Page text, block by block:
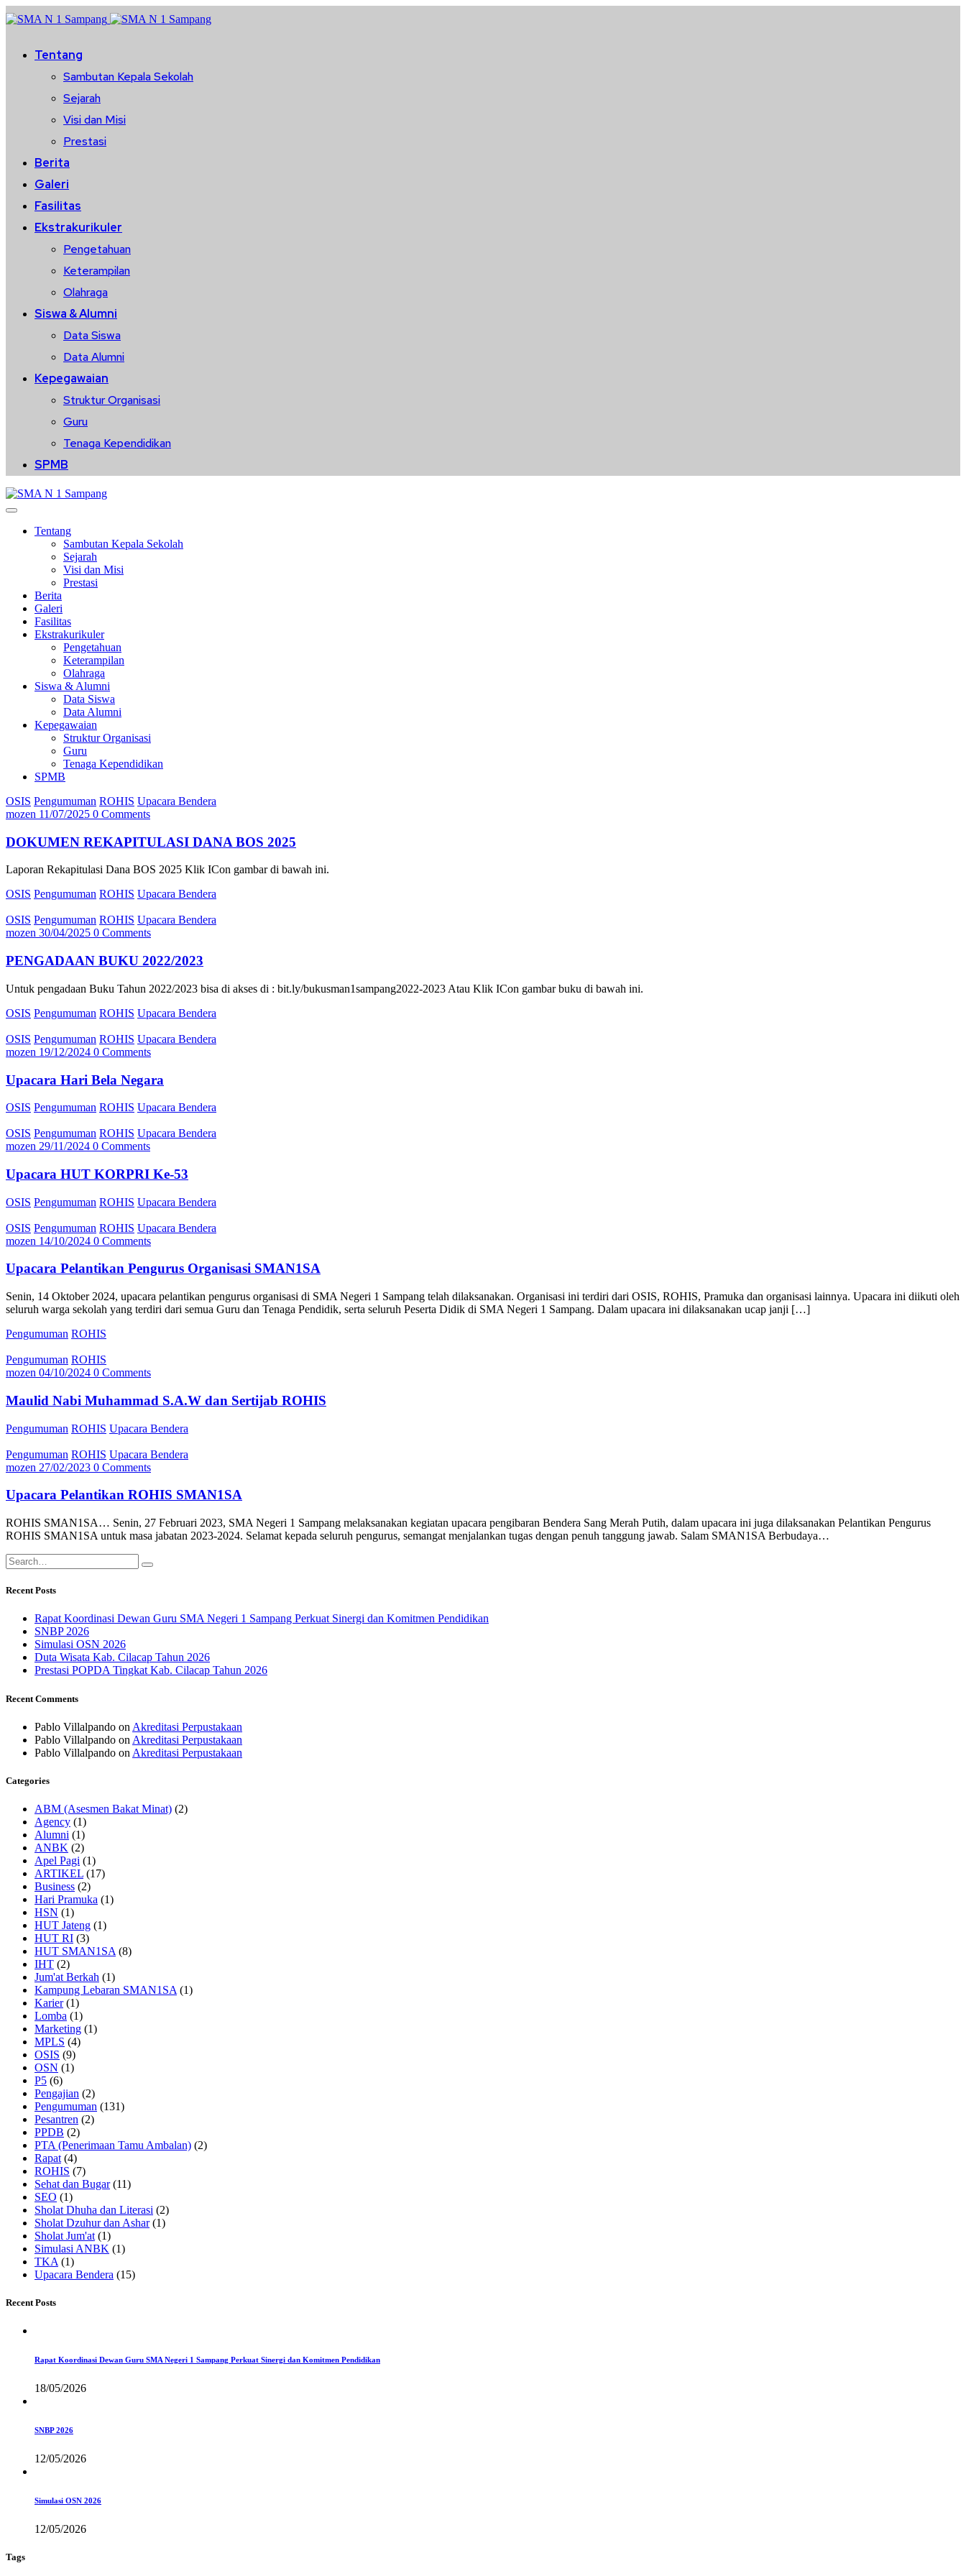
Tentang
Sambutan Kepala Sekolah
Sejarah
Visi dan Misi
Prestasi
Berita
Galeri
Fasilitas
Ekstrakurikuler
Pengetahuan
Keterampilan
Olahraga
Siswa & Alumni
Data Siswa
Data Alumni
Kepegawaian
Struktur Organisasi
Guru
Tenaga Kependidikan
SPMB
Tentang
Sambutan Kepala Sekolah
Sejarah
Visi dan Misi
Prestasi
Berita
Galeri
Fasilitas
Ekstrakurikuler
Pengetahuan
Keterampilan
Olahraga
Siswa & Alumni
Data Siswa
Data Alumni
Kepegawaian
Struktur Organisasi
Guru
Tenaga Kependidikan
SPMB
OSIS Pengumuman ROHIS Upacara Bendera
mozen 11/07/2025 0 Comments
DOKUMEN REKAPITULASI DANA BOS 2025
Laporan Rekapitulasi Dana BOS 2025 Klik ICon gambar di bawah ini.
OSIS Pengumuman ROHIS Upacara Bendera
OSIS Pengumuman ROHIS Upacara Bendera
mozen 30/04/2025 0 Comments
PENGADAAN BUKU 2022/2023
Untuk pengadaan Buku Tahun 2022/2023 bisa di akses di : bit.ly/bukusman1sampang2022-2023 Atau Klik ICon gambar buku di bawah ini.
OSIS Pengumuman ROHIS Upacara Bendera
OSIS Pengumuman ROHIS Upacara Bendera
mozen 19/12/2024 0 Comments
Upacara Hari Bela Negara
OSIS Pengumuman ROHIS Upacara Bendera
OSIS Pengumuman ROHIS Upacara Bendera
mozen 29/11/2024 0 Comments
Upacara HUT KORPRI Ke-53
OSIS Pengumuman ROHIS Upacara Bendera
OSIS Pengumuman ROHIS Upacara Bendera
mozen 14/10/2024 0 Comments
Upacara Pelantikan Pengurus Organisasi SMAN1SA
Senin, 14 Oktober 2024, upacara pelantikan pengurus organisasi di SMA Negeri 1 Sampang telah dilaksanakan. Organisasi ini terdiri dari OSIS, ROHIS, Pramuka dan organisasi lainnya. Upacara ini diikuti oleh
seluruh warga sekolah yang terdiri dari semua Guru dan Tenaga Pendidik, serta seluruh Peserta Didik di SMA Negeri 1 Sampang. Dalam upacara ini dilaksanakan ucap janji […]
Pengumuman ROHIS
Pengumuman ROHIS
mozen 04/10/2024 0 Comments
Maulid Nabi Muhammad S.A.W dan Sertijab ROHIS
Pengumuman ROHIS Upacara Bendera
Pengumuman ROHIS Upacara Bendera
mozen 27/02/2023 0 Comments
Upacara Pelantikan ROHIS SMAN1SA
ROHIS SMAN1SA… Senin, 27 Februari 2023, SMA Negeri 1 Sampang melaksanakan kegiatan upacara pengibaran Bendera Sang Merah Putih, dalam upacara ini juga dilaksanakan Pelantikan Pengurus
ROHIS SMAN1SA untuk masa jabatan 2023-2024. Selamat kepada seluruh pengurus, semangat menjalankan tugas dengan penuh tanggung jawab. Salam SMAN1SA Berbudaya…
Recent Posts
Rapat Koordinasi Dewan Guru SMA Negeri 1 Sampang Perkuat Sinergi dan Komitmen Pendidikan
SNBP 2026
Simulasi OSN 2026
Duta Wisata Kab. Cilacap Tahun 2026
Prestasi POPDA Tingkat Kab. Cilacap Tahun 2026
Recent Comments
Pablo Villalpando on Akreditasi Perpustakaan
Pablo Villalpando on Akreditasi Perpustakaan
Pablo Villalpando on Akreditasi Perpustakaan
Categories
ABM (Asesmen Bakat Minat) (2)
Agency (1)
Alumni (1)
ANBK (2)
Apel Pagi (1)
ARTIKEL (17)
Business (2)
Hari Pramuka (1)
HSN (1)
HUT Jateng (1)
HUT RI (3)
HUT SMAN1SA (8)
IHT (2)
Jum'at Berkah (1)
Kampung Lebaran SMAN1SA (1)
Karier (1)
Lomba (1)
Marketing (1)
MPLS (4)
OSIS (9)
OSN (1)
P5 (6)
Pengajian (2)
Pengumuman (131)
Pesantren (2)
PPDB (2)
PTA (Penerimaan Tamu Ambalan) (2)
Rapat (4)
ROHIS (7)
Sehat dan Bugar (11)
SEO (1)
Sholat Dhuha dan Literasi (2)
Sholat Dzuhur dan Ashar (1)
Sholat Jum'at (1)
Simulasi ANBK (1)
TKA (1)
Upacara Bendera (15)
Recent Posts
Rapat Koordinasi Dewan Guru SMA Negeri 1 Sampang Perkuat Sinergi dan Komitmen Pendidikan
18/05/2026
SNBP 2026
12/05/2026
Simulasi OSN 2026
12/05/2026
Tags